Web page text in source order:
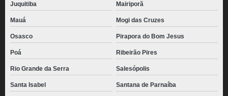
Juquitiba Mairiporã
Mauá Mogi das Cruzes
Osasco Pirapora do Bom Jesus
Poá Ribeirão Pires
Rio Grande da Serra Salesópolis
Santa Isabel Santana de Parnaíba